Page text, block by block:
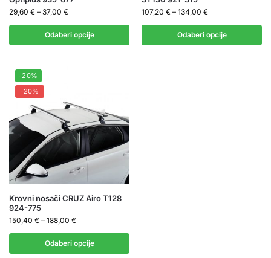
29,60 € – 37,00 €
Odaberi opcije
107,20 € – 134,00 €
Odaberi opcije
-20%
-20%
Krovni nosači CRUZ Airo T128
924-775
150,40 € – 188,00 €
Odaberi opcije